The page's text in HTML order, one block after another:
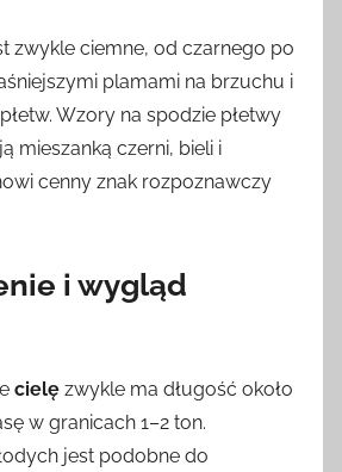
zwykle ciemne, od czarnego po
plamami na brzuchu i
Wzory na spodzie płetwy
mieszanką czerni, bieli i
cenny znak rozpoznawczy
i wygląd
cielę zwykle ma długość około
w granicach 1–2 ton.
jest podobne do